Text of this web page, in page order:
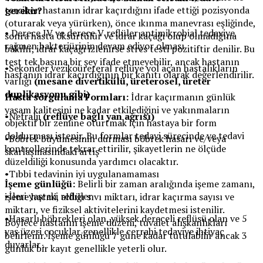
gerekir?
• Derece IV ve derece V reflüler antimikrobial tedaviye
rağmen bakteriürinin devam ediyor olması
•Sekonder vezikoüreteral reflüye yol açan hastalıkların
varlığı(mesane divertikülü, üreterosel, üreter
duplikasyonu gibi)
•Nefralji(reflüye bağlı yan ağrısı)
•Böbrek büyümesinin durması böbrek hasarı ve/veya
skarlaşmasındaki artış
•Tıbbi tedavinin iyi uygulanamaması
•İleri yaştaki reflüler
•Hasarlı böbrekleri olan, yüksek dereceli reflüsü olan ve 5
yaş üzeri çocuklar genellikle cerrahi tedaviye ihtiyaç
duyarlar .
tercihen hastanın idrar kaçırdığını ifade ettiği pozisyonda
(oturarak veya yürürken), önce ıkınma manevrası eşliğinde,
sonra hasta öksürtülür ve idrar kaçağı olup olmadığına
bakılır, idrar kaçağı izlenirse stres testi pozitiftir denilir. Bu
test tek başına bir şey ifade etmeyebilir, ancak hastanın
hastanın idrar kaçırdığının bir kanıtı olarak değerlendirilir.
Hasta sorgulama Formları:İdrar kaçırmanın günlük
yaşam kalitesini ne kadar etkilediğini ve yakınmaların
objektif bir zemine oturtmak için hastaya bir form
doldurması istenir. Bu formlar tedavi sürecinde ve tedavi
kontrollerinde tekrar ettirilir, şikayetlerin ne ölçüde
düzeldiliği konusunda yardımcı olacaktır.
İşeme günlüğü:Belirli bir zaman aralığında işeme zamanı,
işeme hacmi, aldığı sıvı miktarı, idrar kaçırma sayısı ve
miktarı, ve fiziksel aktivitelerini kaydetmesi istenilir.
Böylece hastanın işeme düzeni, tuvalet alışkanlıkları
belirlenir. İşeme günlüğü 7 güne kadar tutulabilir ancak 3
günlük bir kayıt genellikle yeterli olur.